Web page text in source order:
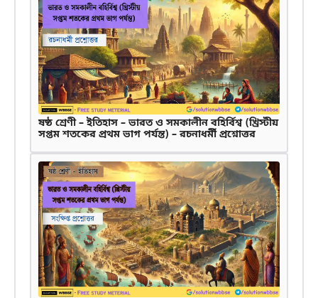
ষষ্ঠ শ্রেণী – ইতিহাস – ভারত ও সমকালীন বহির্বিশ্ব (খ্রিস্টীয়
সপ্তম শতকের প্রথম ভাগ পর্যন্ত) – রচনাধর্মী প্রশ্নোত্তর